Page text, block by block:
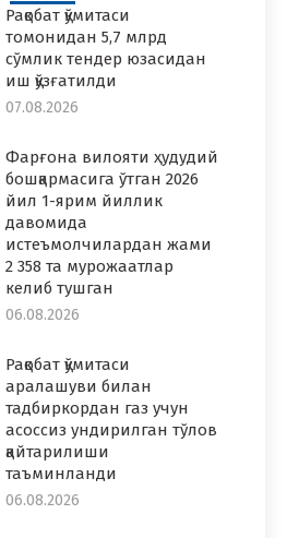
Рақобат қўмитаси
томонидан 5,7 млрд
сўмлик тендер юзасидан
иш қўзғатилди
07.08.2026
Фарғона вилояти ҳудудий
бошқармасига ўтган 2026
йил 1-ярим йиллик
давомида
истеъмолчилардан жами
2 358 та мурожаатлар
келиб тушган
06.08.2026
Рақобат қўмитаси
аралашуви билан
тадбиркордан газ учун
асоссиз ундирилган тўлов
қайтарилиши
таъминланди
06.08.2026